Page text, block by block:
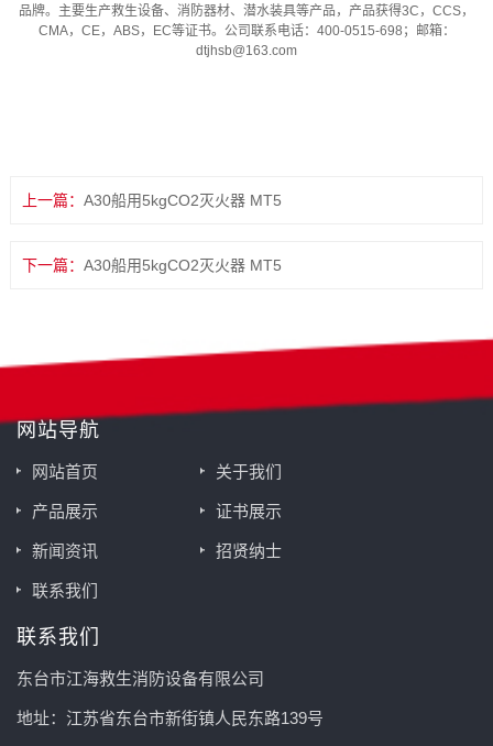
品牌。主要生产救生设备、消防器材、潜水装具等产品，产品获得3C，CCS，
CMA，CE，ABS，EC等证书。公司联系电话：400-0515-698；邮箱：
dtjhsb@163.com
上一篇： A30船用5kgCO2灭火器 MT5
下一篇： A30船用5kgCO2灭火器 MT5
网站导航
网站首页 关于我们
产品展示 证书展示
新闻资讯 招贤纳士
联系我们
联系我们
东台市江海救生消防设备有限公司
地址：江苏省东台市新街镇人民东路139号